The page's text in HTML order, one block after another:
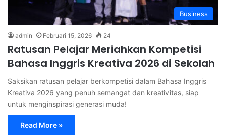
Business
admin Februari 15, 2026 24
Ratusan Pelajar Meriahkan Kompetisi
Bahasa Inggris Kreativa 2026 di Sekolah
Saksikan ratusan pelajar berkompetisi dalam Bahasa Inggris
Kreativa 2026 yang penuh semangat dan kreativitas, siap
untuk menginspirasi generasi muda!
Read More »